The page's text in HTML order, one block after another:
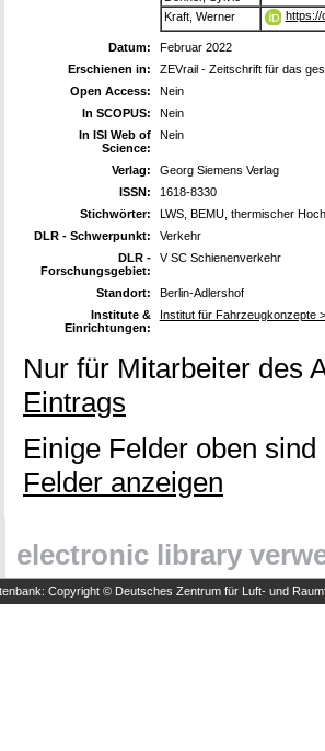
Kraft, Werner
https://
Datum:
Februar 2022
Erschienen in:
ZEVrail - Zeitschrift für das
Open Access:
Nein
In SCOPUS:
Nein
In ISI Web of
Science:
Nein
Verlag:
Georg Siemens Verlag
ISSN:
1618-8330
Stichwörter:
LWS, BEMU, thermischer
DLR - Schwerpunkt:
Verkehr
DLR -
Forschungsgebiet:
V SC Schienenverkehr
Standort:
Berlin-Adlershof
Institute &
Einrichtungen:
Institut für Fahrzeugkonzepte
Nur für Mitarbeiter des
Eintrags
Einige Felder oben
Felder anzeigen
electronic library
Copyright © Deutsches Zentrum für Luft- und